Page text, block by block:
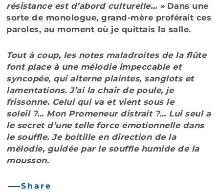
résistance est d’abord culturelle… »Dans une
sorte de monologue, grand-mère proférait ces
paroles, au moment où je quittais la salle.
Tout à coup, les notes maladroites de la flûte
font place à une mélodie impeccable et
syncopée, qui alterne plaintes, sanglots et
lamentations. J’ai la chair de poule, je
frissonne. Celui qui va et vient sous le
soleil ?… Mon Promeneur distrait ?… Lui seul a
le secret d’une telle force émotionnelle dans
le souffle. Je boitille en direction de la
mélodie, guidée par le souffle humide de la
mousson.
Share